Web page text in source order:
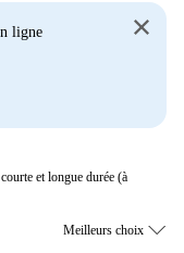
ligne
et longue durée (à